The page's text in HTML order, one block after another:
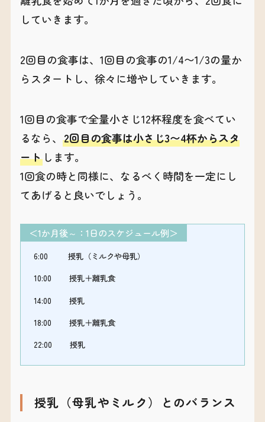
していきます。
2回目の食事は、1回目の食事の1/4〜1/3の量か
らスタートし、徐々に増やしていきます。
1回目の食事で全量小さじ12杯程度を食べてい
るなら、2回目の食事は小さじ3〜4杯からスタ
ート します。
1回食の時と同様に、なるべく時間を一定にし
てあげると良いでしょう。
＜1か月後～：1日のスケジュール例＞
6:00 授乳（ミルクや母乳）
10:00 授乳＋離乳食
14:00 授乳
18:00 授乳＋離乳食
22:00 授乳
授乳（母乳やミルク）とのバランス